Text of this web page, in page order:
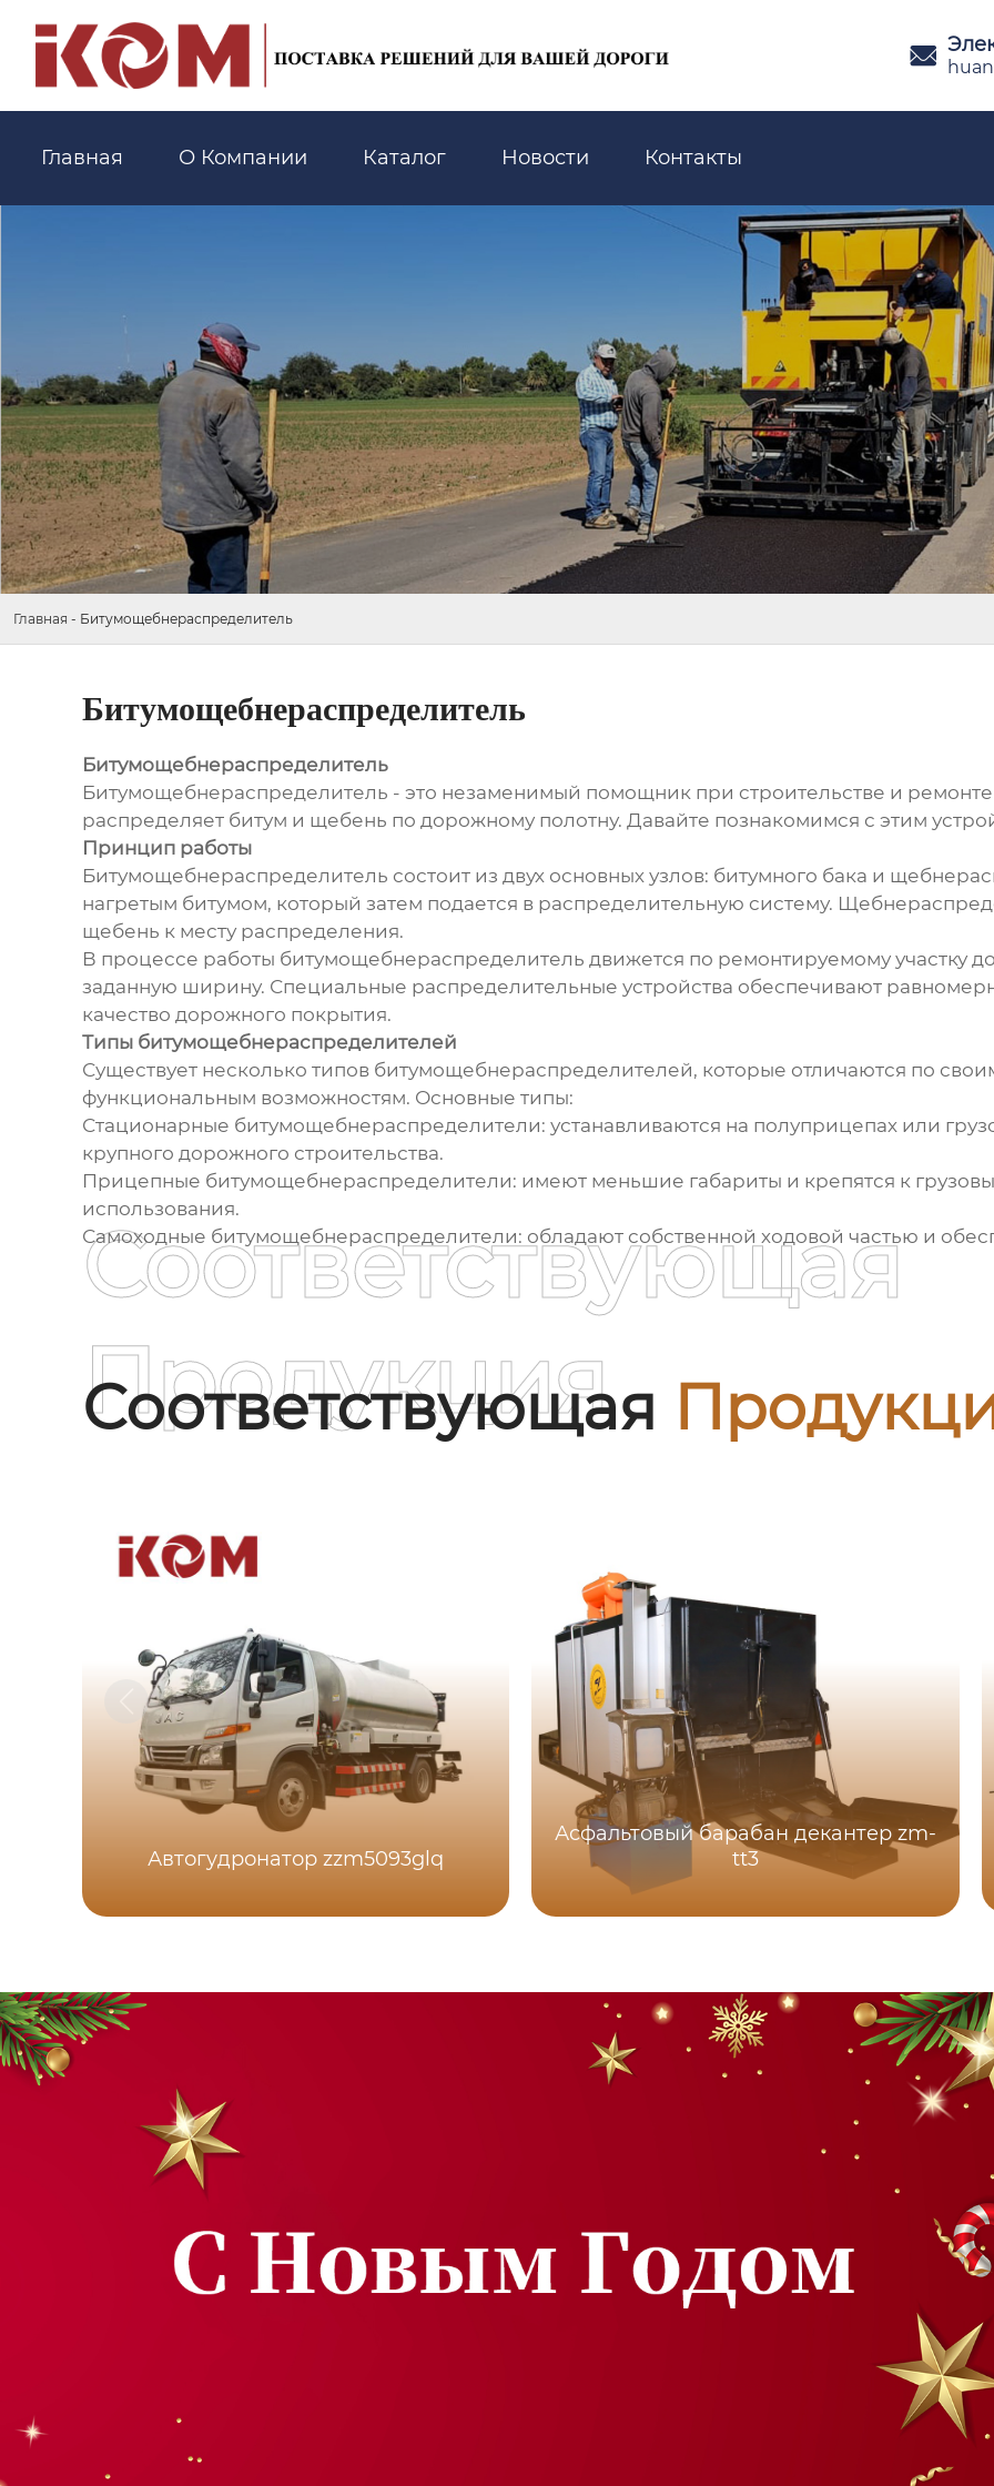

Главная О Компании Каталог Новости Контакты
Главная - Битумощебнераспределитель
Битумощебнераспределитель
Битумощебнераспределитель
Битумощебнераспределитель - это незаменимый помощник при строительстве и
распределяет битум и щебень по дорожному полотну. Давайте познакомимся с этим
Принцип работы
Битумощебнераспределитель состоит из двух основных узлов: битумного бака и
нагретым битумом, который затем подается в распределительную систему.
щебень к месту распределения.
В процессе работы битумощебнераспределитель движется по ремонтируемому участку
заданную ширину. Специальные распределительные устройства обеспечивают
качество дорожного покрытия.
Типы битумощебнераспределителей
Существует несколько типов битумощебнераспределителей, которые отличаются по
функциональным возможностям. Основные типы:
Стационарные битумощебнераспределители: устанавливаются на полуприцепах или
крупного дорожного строительства.
Прицепные битумощебнераспределители: имеют меньшие габариты и крепятся к
использования.
Самоходные битумощебнераспределители: обладают собственной ходовой частью и
Соответствующая
Соответствующая
Продукция
Автогудронатор zzm5093glq
Асфальтовый барабан декантер zm-
tt3